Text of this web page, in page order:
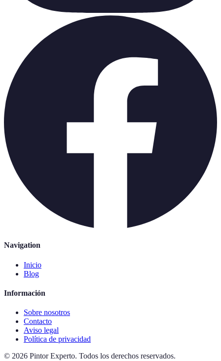
Navigation
Inicio
Blog
Información
Sobre nosotros
Contacto
Aviso legal
Política de privacidad
© 2026 Pintor Experto. Todos los derechos reservados.